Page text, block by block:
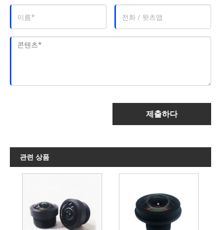
제출하다
관련 상품